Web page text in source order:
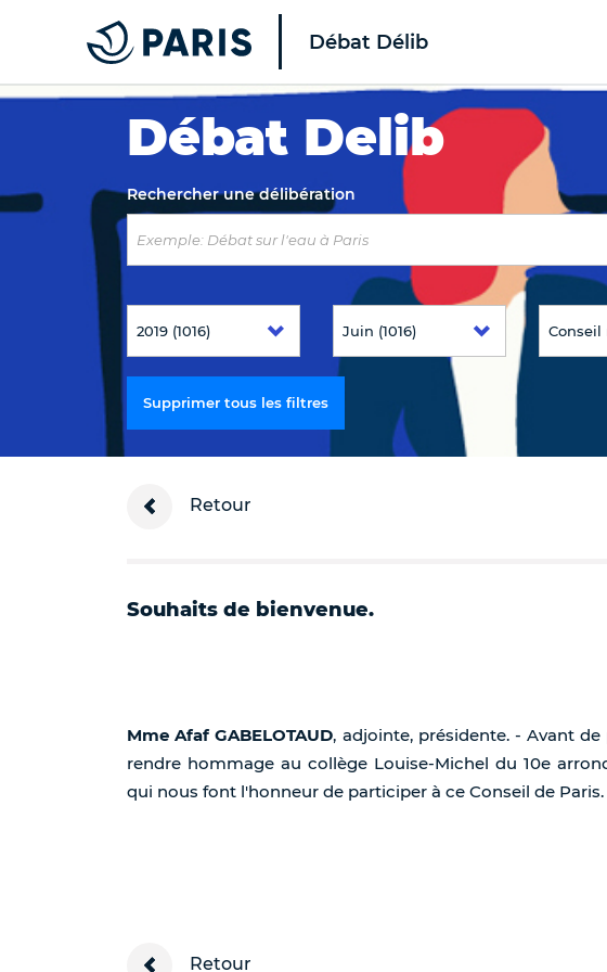
Top of the page
Débat Délib
Débat Delib
Rechercher une délibération
Supprimer tous les filtres
Retour
Souhaits de bienvenue.
MmeAfaf GABELOTAUD, adjointe, présidente. - Avant
rendre hommage au collège Louise-Michel du 10e
qui nous font l'honneur de participer à ce Conseil de Paris.
Retour